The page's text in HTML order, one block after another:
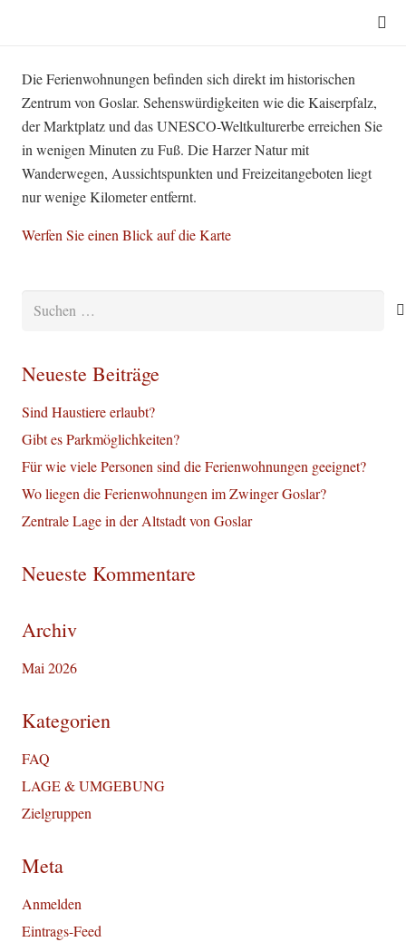
Die Ferienwohnungen befinden sich direkt im historischen
Zentrum von Goslar. Sehenswürdigkeiten wie die Kaiserpfalz,
der Marktplatz und das UNESCO-Weltkulturerbe erreichen Sie
in wenigen Minuten zu Fuß. Die Harzer Natur mit
Wanderwegen, Aussichtspunkten und Freizeitangeboten liegt
nur wenige Kilometer entfernt.
Werfen Sie einen Blick auf die Karte
Suchen
Neueste Beiträge
Sind Haustiere erlaubt?
Gibt es Parkmöglichkeiten?
Für wie viele Personen sind die Ferienwohnungen geeignet?
Wo liegen die Ferienwohnungen im Zwinger Goslar?
Zentrale Lage in der Altstadt von Goslar
Neueste Kommentare
Archiv
Mai 2026
Kategorien
FAQ
LAGE & UMGEBUNG
Zielgruppen
Meta
Anmelden
Eintrags-Feed